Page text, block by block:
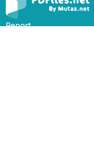
Report